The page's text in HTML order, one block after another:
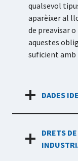
qualsevol
aparèixer al
de preavisar
aquestes
suficient amb
DADES
DRETS